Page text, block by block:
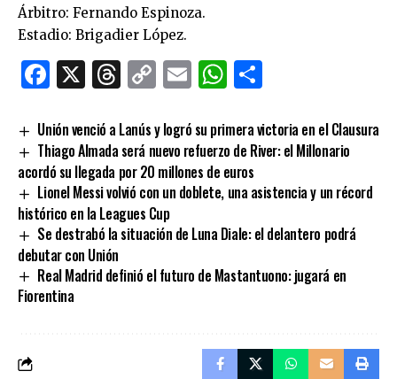
Árbitro: Fernando Espinoza.
Estadio: Brigadier López.
Facebook
X Threads
CopyEmailWhatsApp
Unión venció a Lanús y logró su primera victoria en el Clausura
Thiago Almada será nuevo refuerzo de River: el Millonario
acordó su llegada por 20 millones de euros
Lionel Messi volvió con un doblete, una asistencia y un récord
histórico en la Leagues Cup
Se destrabó la situación de Luna Diale: el delantero podrá
debutar con Unión
Real Madrid definió el futuro de Mastantuono: jugará en
Fiorentina